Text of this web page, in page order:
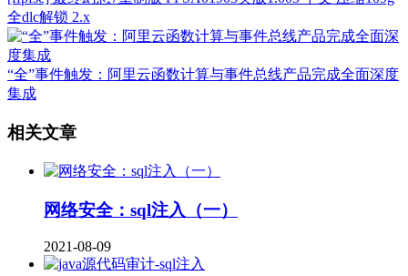
全dlc解锁 2.x
“全”事件触发：阿里云函数计算与事件总线产品完成全面深度
集成
相关文章
网络安全：sql注入（一）
2021-08-09